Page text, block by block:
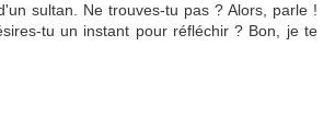
sultan. Ne trouves-tu pas ? Alors, parle !
tu un instant pour réfléchir ? Bon, je te